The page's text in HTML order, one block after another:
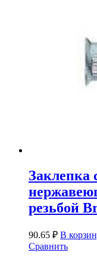
резьбой
90.65 ₽ В
Сравнить